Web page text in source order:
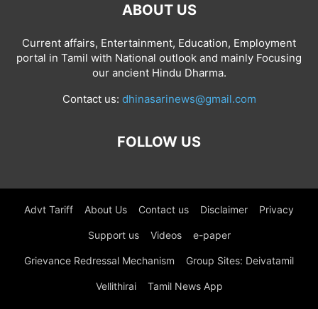
ABOUT US
Current affairs, Entertainment, Education, Employment
portal in Tamil with National outlook and mainly Focusing
our ancient Hindu Dharma.
Contact us: dhinasarinews@gmail.com
FOLLOW US
Advt Tariff About Us Contact us Disclaimer Privacy
Support us Videos e-paper
Grievance Redressal Mechanism Group Sites: Deivatamil
Vellithirai Tamil News App